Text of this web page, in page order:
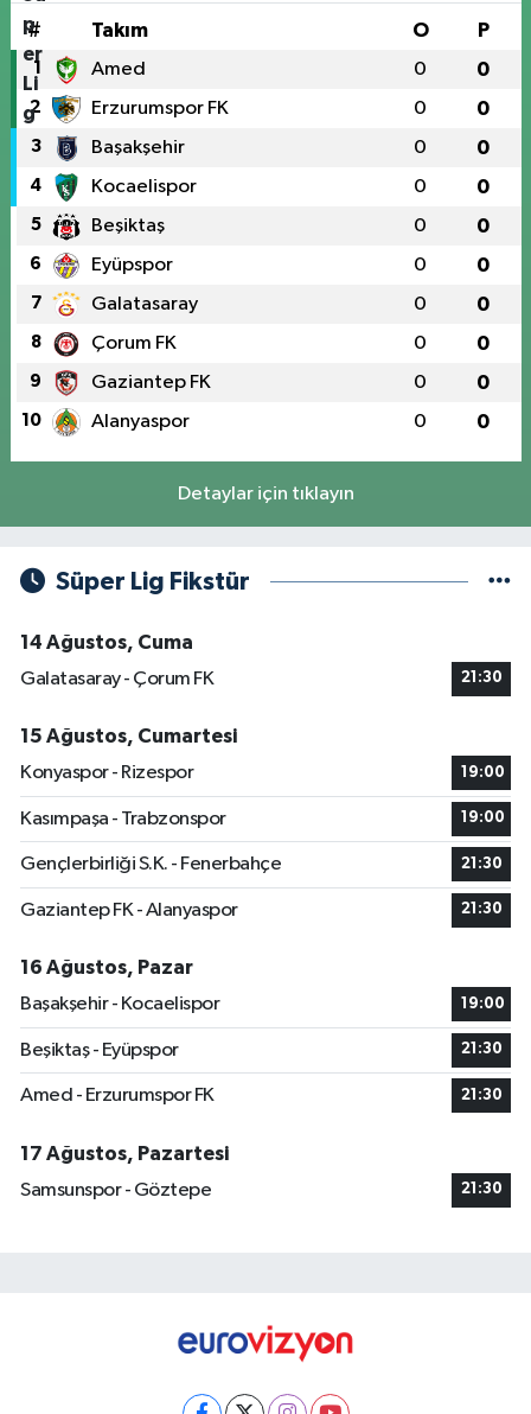
# Takım O P
1 Amed 0 0
2 Erzurumspor FK 0 0
3 Başakşehir 0 0
4 Kocaelispor 0 0
5 Beşiktaş 0 0
6 Eyüpspor 0 0
7 Galatasaray 0 0
8 Çorum FK 0 0
9 Gaziantep FK 0 0
10 Alanyaspor 0 0
Detaylar için tıklayın
Süper Lig Fikstür
14 Ağustos, Cuma
Galatasaray - Çorum FK
21:30
15 Ağustos, Cumartesi
Konyaspor - Rizespor
19:00
Kasımpaşa - Trabzonspor 19:00
Gençlerbirliği S.K. - Fenerbahçe 21:30
Gaziantep FK - Alanyaspor 21:30
16 Ağustos, Pazar
Başakşehir - Kocaelispor
19:00
Beşiktaş - Eyüpspor 21:30
Amed - Erzurumspor FK 21:30
17 Ağustos, Pazartesi
Samsunspor - Göztepe
21:30